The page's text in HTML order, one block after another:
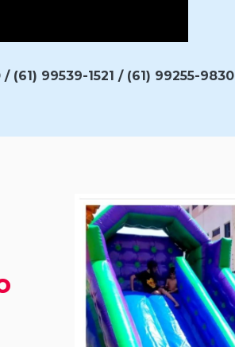
(61) 99539-1521 / (61) 99255-9830